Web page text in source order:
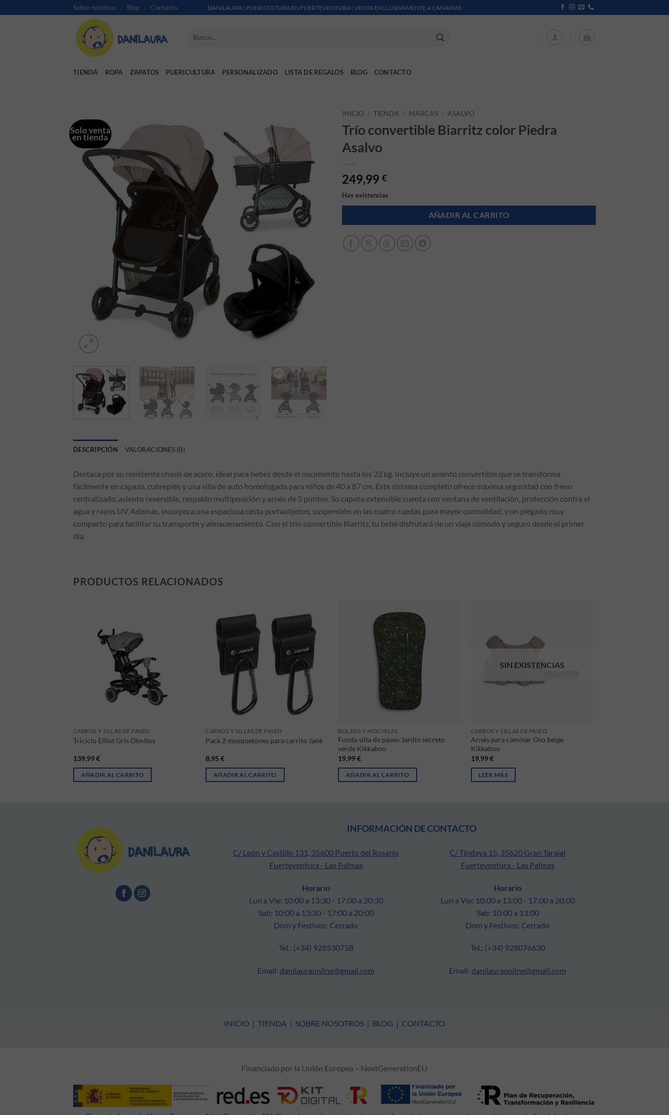
Sobre nosotros Blog Contacto DANILAURA | PUERICULTURA EN FUERTEVENTURA | VENTA EXCLUSIVAMENTE A CANARIAS
Buscar por:
TIENDA ROPA ZAPATOS PUERICULTURA PERSONALIZADO LISTA DE REGALOS BLOG CONTACTO
Solo venta
en tienda
INICIO / TIENDA / MARCAS / ASALVO
Trío convertible Biarritz color Piedra
Asalvo
249,99 €
Hay existencias
AÑADIR AL CARRITO
DESCRIPCIÓN VALORACIONES (0)
Destaca por su resistente chasis de acero, ideal para bebés desde el nacimiento hasta los 22 kg. Incluye un asiento convertible que se transforma
fácilmente en capazo, cubrepiés y una silla de auto homologada para niños de 40 a 87 cm. Este sistema completo ofrece máxima seguridad con freno
centralizado, asiento reversible, respaldo multiposición y arnés de 5 puntos. Su capota extensible cuenta con ventana de ventilación, protección contra el
agua y rayos UV. Además, incorpora una espaciosa cesta portaobjetos, suspensión en las cuatro ruedas para mayor comodidad, y un plegado muy
compacto para facilitar su transporte y almacenamiento. Con el trio convertible Biarritz, tu bebé disfrutará de un viaje cómodo y seguro desde el primer
día.
PRODUCTOS RELACIONADOS
CARROS Y SILLAS DE PASEO
Triciclo Elliot Gris Olmitos
139,99€
AÑADIR AL CARRITO
CARROS Y SILLAS DE PASEO
Pack 2 mosquetones para carrito Jané
8,95€
AÑADIR AL CARRITO
BOLSOS Y MOCHILAS
Funda silla de paseo Jardín secreto
verde Kikkaboo
19,99€
AÑADIR AL CARRITO
SIN EXISTENCIAS
CARROS Y SILLAS DE PASEO
Arnés para caminar Oso beige
Kikkaboo
19,99€
LEER MÁS
INFORMACIÓN DE CONTACTO
C/ León y Castillo 131, 35600 Puerto del Rosario
Fuerteventura - Las Palmas
Horario
Lun a Vie: 10:00 a 13:30 - 17:00 a 20:30
Sab: 10:00 a 13:30 - 17:00 a 20:00
Dom y Festivos: Cerrado
Tel.: (+34) 928530758
Email: danilauraonline@gmail.com
C/ Tindaya 15, 35620 Gran Tarajal
Fuerteventura - Las Palmas
Horario
Lun a Vie: 10:00 a 13:00 - 17:00 a 20:00
Sab: 10:00 a 13:00
Dom y Festivos: Cerrado
Tel.: (+34) 928076630
Email: danilauraonline@gmail.com
INICIO | TIENDA | SOBRE NOSOTROS | BLOG | CONTACTO
Financiado por la Unión Europea – NextGenerationEU